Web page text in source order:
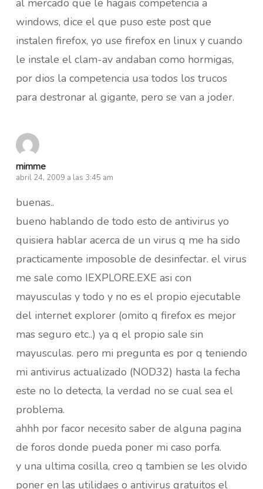
windows, dice el que puso este post que
instalen firefox, yo use firefox en linux y cuando
le instale el clam-av andaban como hormigas,
por dios la competencia usa todos los trucos
para destronar al gigante, pero se van a joder.
mimme
abril 24, 2009 a las 3:45 am
buenas..
bueno hablando de todo esto de antivirus yo
quisiera hablar acerca de un virus q me ha sido
practicamente imposoble de desinfectar. el virus
me sale como IEXPLORE.EXE asi con
mayusculas y todo y no es el propio ejecutable
del internet explorer (omito q firefox es mejor
mas seguro etc..) ya q el propio sale sin
mayusculas. pero mi pregunta es por q teniendo
mi antivirus actualizado (NOD32) hasta la fecha
este no lo detecta, la verdad no se cual sea el
problema.
ahhh por facor necesito saber de alguna pagina
de foros donde pueda poner mi caso porfa.
y una ultima cosilla, creo q tambien se les olvido
poner en las utilidaes o antivirus gratuitos el